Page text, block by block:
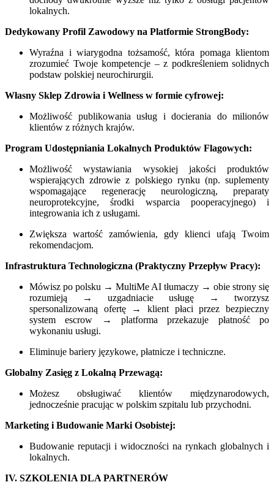
lokalnych.
Dedykowany Profil Zawodowy na Platformie StrongBody:
Wyraźna i wiarygodna tożsamość, która pomaga klientom
zrozumieć Twoje kompetencje – z podkreśleniem solidnych
podstaw polskiej neurochirurgii.
Własny Sklep Zdrowia i Wellness w formie cyfrowej:
Możliwość publikowania usług i docierania do milionów
klientów z różnych krajów.
Program Udostępniania Lokalnych Produktów Flagowych:
Możliwość wystawiania wysokiej jakości produktów
wspierających zdrowie z polskiego rynku (np. suplementy
wspomagające regenerację neurologiczną, preparaty
neuroprotekcyjne, środki wsparcia pooperacyjnego) i
integrowania ich z usługami.
Zwiększa wartość zamówienia, gdy klienci ufają Twoim
rekomendacjom.
Infrastruktura Technologiczna (Praktyczny Przepływ Pracy):
Mówisz po polsku → MultiMe AI tłumaczy → obie strony się
rozumieją → uzgadniacie usługę → tworzysz
spersonalizowaną ofertę → klient płaci przez bezpieczny
system escrow → platforma przekazuje płatność po
wykonaniu usługi.
Eliminuje bariery językowe, płatnicze i techniczne.
Globalny Zasięg z Lokalną Przewagą:
Możesz obsługiwać klientów międzynarodowych,
jednocześnie pracując w polskim szpitalu lub przychodni.
Marketing i Budowanie Marki Osobistej:
Budowanie reputacji i widoczności na rynkach globalnych i
lokalnych.
IV. SZKOLENIA DLA PARTNERÓW